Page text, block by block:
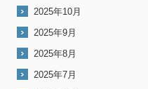
2025年10月
2025年9月
2025年8月
2025年7月